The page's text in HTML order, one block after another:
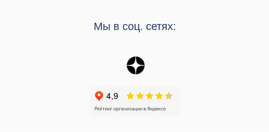
Мы в соц. сетях: